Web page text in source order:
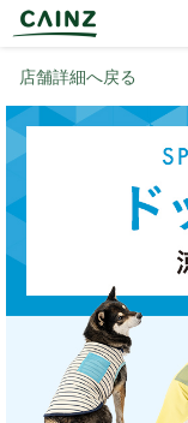
店舗詳細へ戻る